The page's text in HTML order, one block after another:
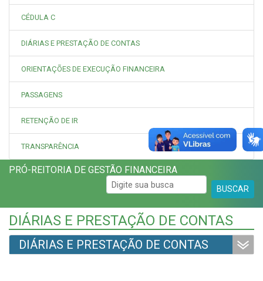
CÉDULA C
DIÁRIAS E PRESTAÇÃO DE CONTAS
ORIENTAÇÕES DE EXECUÇÃO FINANCEIRA
PASSAGENS
RETENÇÃO DE IR
TRANSPARÊNCIA
PRÓ-REITORIA DE GESTÃO FINANCEIRA
BUSCAR
DIÁRIAS E PRESTAÇÃO DE CONTAS
DIÁRIAS E PRESTAÇÃO DE CONTAS